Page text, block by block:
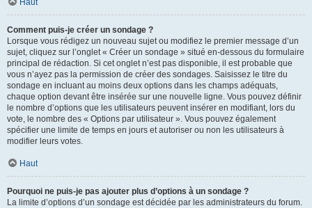
Haut
Comment puis-je créer un sondage ?
Lorsque vous rédigez un nouveau sujet ou modifiez le premier message d’un
sujet, cliquez sur l’onglet « Créer un sondage » situé en-dessous du formulaire
principal de rédaction. Si cet onglet n’est pas disponible, il est probable que
vous n’ayez pas la permission de créer des sondages. Saisissez le titre du
sondage en incluant au moins deux options dans les champs adéquats,
chaque option devant être insérée sur une nouvelle ligne. Vous pouvez définir
le nombre d’options que les utilisateurs peuvent insérer en modifiant, lors du
vote, le nombre des « Options par utilisateur ». Vous pouvez également
spécifier une limite de temps en jours et autoriser ou non les utilisateurs à
modifier leurs votes.
Haut
Pourquoi ne puis-je pas ajouter plus d’options à un sondage ?
La limite d’options d’un sondage est décidée par les administrateurs du forum.